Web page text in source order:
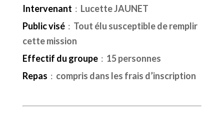
Intervenant : Lucette JAUNET
Public visé : Tout élu susceptible de remplir
cette mission
Effectif du groupe: 15 personnes
Repas : compris dans les frais d’inscription